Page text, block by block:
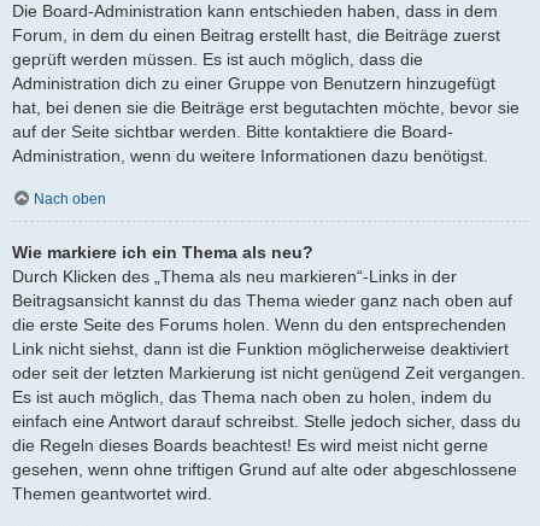
Die Board-Administration kann entschieden haben, dass in dem
Forum, in dem du einen Beitrag erstellt hast, die Beiträge zuerst
geprüft werden müssen. Es ist auch möglich, dass die
Administration dich zu einer Gruppe von Benutzern hinzugefügt
hat, bei denen sie die Beiträge erst begutachten möchte, bevor sie
auf der Seite sichtbar werden. Bitte kontaktiere die Board-
Administration, wenn du weitere Informationen dazu benötigst.
Nach oben
Wie markiere ich ein Thema als neu?
Durch Klicken des „Thema als neu markieren“-Links in der
Beitragsansicht kannst du das Thema wieder ganz nach oben auf
die erste Seite des Forums holen. Wenn du den entsprechenden
Link nicht siehst, dann ist die Funktion möglicherweise deaktiviert
oder seit der letzten Markierung ist nicht genügend Zeit vergangen.
Es ist auch möglich, das Thema nach oben zu holen, indem du
einfach eine Antwort darauf schreibst. Stelle jedoch sicher, dass du
die Regeln dieses Boards beachtest! Es wird meist nicht gerne
gesehen, wenn ohne triftigen Grund auf alte oder abgeschlossene
Themen geantwortet wird.